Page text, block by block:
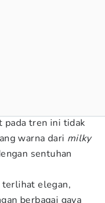
pada tren ini tidak
warna dari milky
sentuhan
terlihat elegan,
berbagai gaya